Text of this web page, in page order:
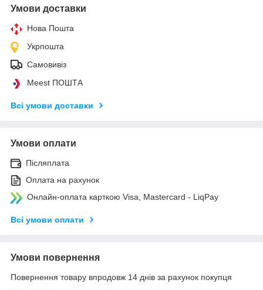
Умови доставки
Нова Пошта
Укрпошта
Самовивіз
Meest ПОШТА
Всі умови доставки
Умови оплати
Післяплата
Оплата на рахунок
Онлайн-оплата карткою Visa, Mastercard - LiqPay
Всі умови оплати
Умови повернення
Повернення товару впродовж 14 днів за рахунок покупця